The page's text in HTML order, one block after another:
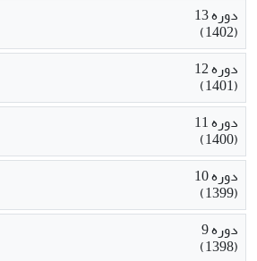
دوره 13
(1402)
دوره 12
(1401)
دوره 11
(1400)
دوره 10
(1399)
دوره 9
(1398)